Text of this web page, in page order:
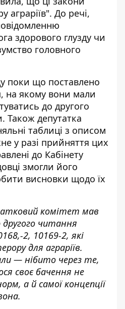
аграріїв". До речі,
здорового глузду чи
головного
поки що поставлено
на якому вони мали
до другого
Також депутатка
таблиці з описом
у разі прийняття цих
до Кабінету
змогли його
висновки щодо їх
комітет мав
читання
2, 10169-2, які
для аграріїв.
— нібито через те,
своє бачення не
а й самої концепції